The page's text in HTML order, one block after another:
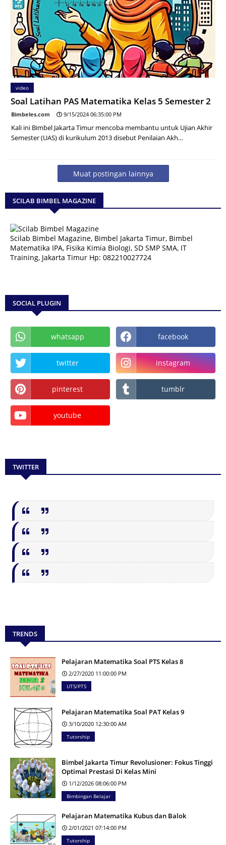
video
Soal Latihan PAS Matematika Kelas 5 Semester 2
Bimbeles.com 9/15/2024 06:35:00 PM
Kali ini Bimbel Jakarta Timur mencoba membantu untuk Ujian Akhir
Semester (UAS) di kurikulum 2013 disebut Penilaian Akh…
Muat postingan lainnya
SCILAB BIMBEL MAGAZINE
Scilab Bimbel Magazine, Bimbel Jakarta Timur, Bimbel
Matematika IPA, Fisika Kimia Biologi, SD SMP SMA, IT
Training, Jakarta Timur Hp: 082210027724
SOCIAL PLUGIN
whatsapp facebook
twitter instagram
pinterest tumblr
youtube
TWITTER
TRENDS
Pelajaran Matematika Soal PTS Kelas 8
2/27/2020 11:00:00 PM
UTS/PTS
Pelajaran Matematika Soal PAT Kelas 9
3/10/2020 12:30:00 AM
Tutorship
Bimbel Jakarta Timur Revolusioner: Fokus Tinggi
Optimal Prestasi Di Kelas Mini
1/12/2026 08:06:00 PM
Bimbingan Belajar
Pelajaran Matematika Kubus dan Balok
2/01/2021 07:14:00 PM
Tutorship